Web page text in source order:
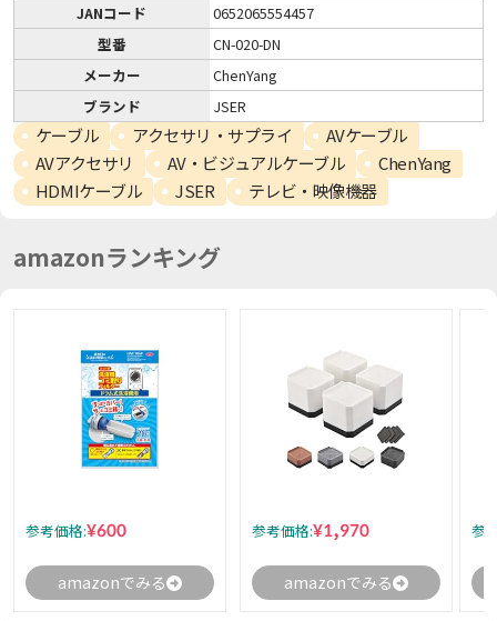
JANコード
0652065554457
型番
CN-020-DN
メーカー
ChenYang
ブランド
JSER
ケーブル アクセサリ・サプライ
AVケーブル
AVアクセサリ
AV・ビジュアルケーブル
ChenYang
HDMIケーブル
JSER テレビ・映像機器
amazonランキング
参考価格:¥600
amazonでみる
参考価格:¥1,970
amazonでみる
参